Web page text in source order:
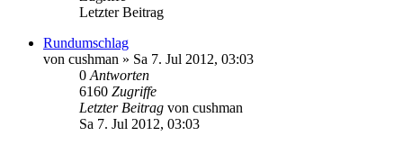
Letzter Beitrag
Rundumschlag
von cushman » Sa 7. Jul 2012, 03:03
0 Antworten
6160 Zugriffe
Letzter Beitrag von cushman
Sa 7. Jul 2012, 03:03